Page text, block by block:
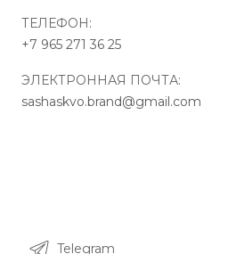
ТЕЛЕФОН:
+7 965 271 36 25
ЭЛЕКТРОННАЯ ПОЧТА:
sashaskvo.brand@gmail.com
Telegram